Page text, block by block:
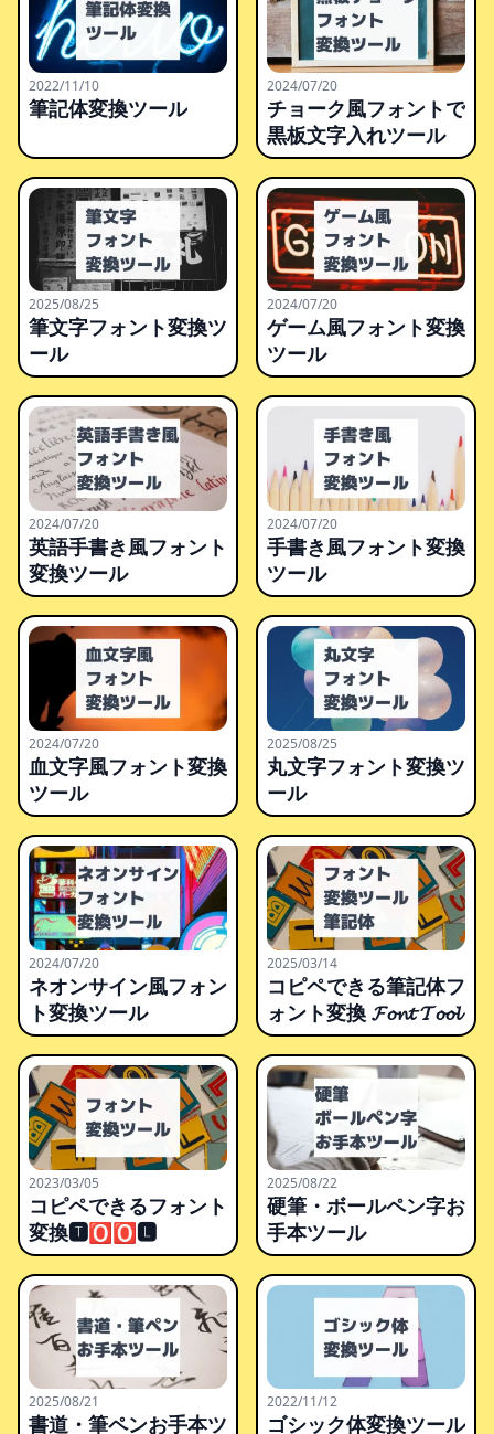
2022/11/10
筆記体変換ツール
2024/07/20
チョーク風フォントで
黒板文字入れツール
2025/08/25
筆文字フォント変換ツ
ール
2024/07/20
ゲーム風フォント変換
ツール
2024/07/20
英語手書き風フォント
変換ツール
2024/07/20
手書き風フォント変換
ツール
2024/07/20
血文字風フォント変換
ツール
2025/08/25
丸文字フォント変換ツ
ール
2024/07/20
ネオンサイン風フォン
ト変換ツール
2025/03/14
コピペできる筆記体フ
ォント変換 𝓕𝓸𝓷𝓽 𝓣𝓸𝓸𝓵
2023/03/05
コピペできるフォント
変換🆃🅾🅾🅻
2025/08/22
硬筆・ボールペン字お
手本ツール
2025/08/21
書道・筆ペンお手本ツ
2022/11/12
ゴシック体変換ツール